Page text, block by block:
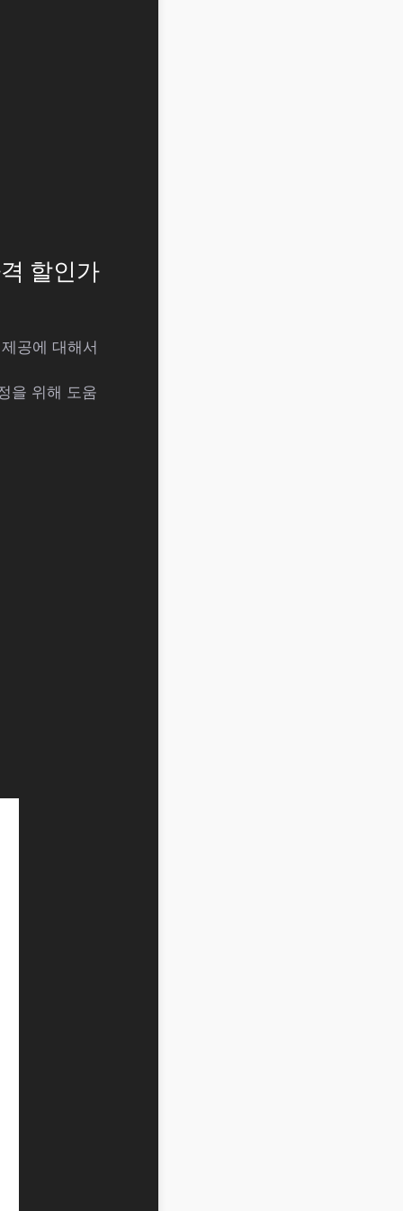
할인가
공에 대해서
을 위해 도움